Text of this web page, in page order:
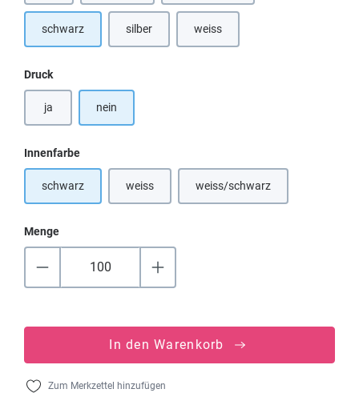
schwarz silber weiss(Diese Option ist zurzeit nicht
Druckauswählen
ja nein
Innenfarbeauswählen
schwarz weiss(Diese Option ist zurzeit nicht verfügbar.)
weiss/schwarz(Diese Option ist zurzeit
Menge
In den Warenkorb
Zum Merkzettel hinzufügen